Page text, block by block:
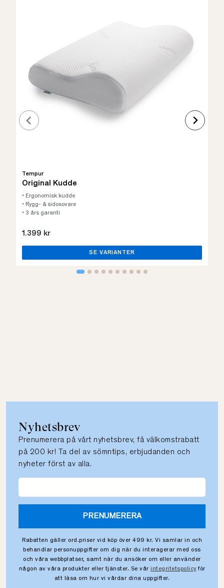
Tempur
Original Kudde
• Ergonomisk kudde
• Rygg- & sidosovare
• 3 års garanti
1.399 kr
SE VARIANTER
Nyhetsbrev
Prenumerera på vårt nyhetsbrev, få välkomstrabatt
på 200 kr! Ta del av sömntips, erbjudanden och
nyheter först av alla.
PRENUMERERA
Rabatten gäller ord.priser vid köp över 499 kr. Vi samlar in och
behandlar personuppgifter om dig när du interagerar med oss
och våra webbplatser, samt när du ansöker om eller använder
någon av våra produkter eller tjänster. Se vår integritetspolicy för
att läsa om hur vi vårdar dina uppgifter.